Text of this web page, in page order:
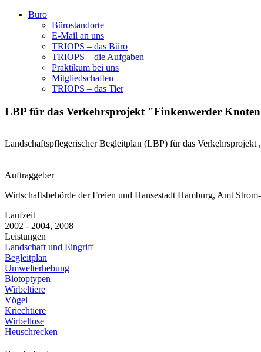
Büro
Bürostandorte
E-Mail an uns
TRIOPS – das Büro
TRIOPS – die Aufgaben
Praktikum bei uns
Mitgliedschaften
TRIOPS – das Tier
LBP für das Verkehrsprojekt "Finkenwerder
Landschaftspflegerischer Begleitplan (LBP) für das
Auftraggeber
Wirtschaftsbehörde der Freien und Hansestadt Hamburg, Amt
Laufzeit
2002 - 2004, 2008
Leistungen
Landschaft und Eingriff
Begleitplan
Umwelterhebung
Biotoptypen
Wirbeltiere
Vögel
Kriechtiere
Wirbellose
Heuschrecken